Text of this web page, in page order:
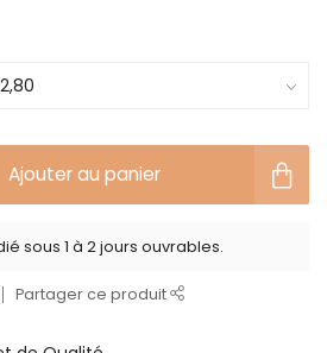
Ajouter au panier
sous 1 à 2 jours ouvrables.
Partager ce produit